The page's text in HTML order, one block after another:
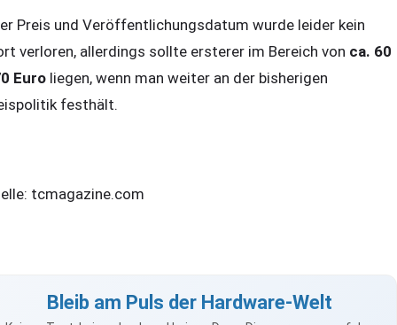
Preis und Veröffentlichungsdatum wurde leider kein
verloren, allerdings sollte ersterer im Bereich von ca. 60
Euro liegen, wenn man weiter an der bisherigen
festhält.
tcmagazine.com
Bleib am Puls der Hardware-Welt